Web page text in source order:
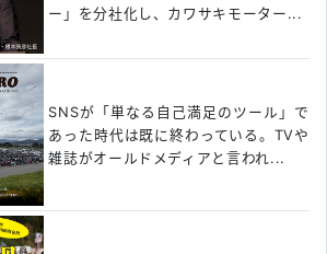
ー」を分社化し、カワサキモーター...
SNSが「単なる自己満足のツール」で
あった時代は既に終わっている。TVや
雑誌がオールドメディアと言われ...